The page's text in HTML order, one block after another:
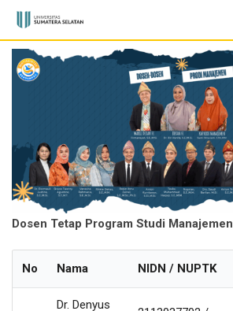
Skip
content
Dosen Tetap Program Studi Manajemen
No Nama NIDN / NUPTK
Dr. Denyus